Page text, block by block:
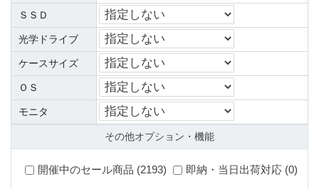
ＳＳＤ
光学ドライブ
ケースサイズ
ＯＳ
モニタ
その他オプション・機能
開催中のセール商品 (2193) 即納・当日出荷対応 (0)